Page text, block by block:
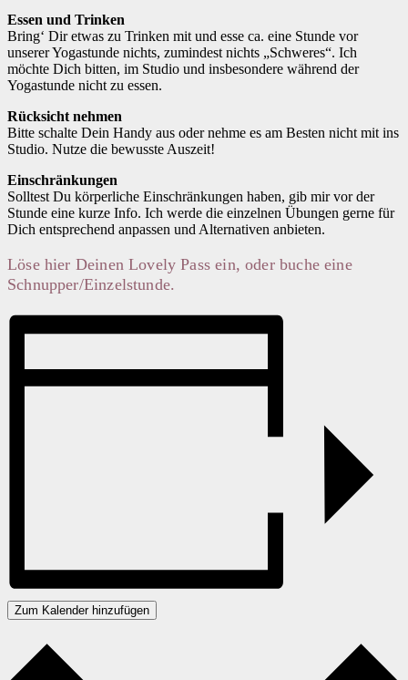
Essen und Trinken
Bring‘ Dir etwas zu Trinken mit und esse ca. eine Stunde vor
unserer Yogastunde nichts, zumindest nichts „Schweres“. Ich
möchte Dich bitten, im Studio und insbesondere während der
Yogastunde nicht zu essen.
Rücksicht nehmen
Bitte schalte Dein Handy aus oder nehme es am Besten nicht mit ins
Studio. Nutze die bewusste Auszeit!
Einschränkungen
Solltest Du körperliche Einschränkungen haben, gib mir vor der
Stunde eine kurze Info. Ich werde die einzelnen Übungen gerne für
Dich entsprechend anpassen und Alternativen anbieten.
Löse hier Deinen Lovely Pass ein, oder buche eine
Schnupper/Einzelstunde.
Zum Kalender hinzufügen